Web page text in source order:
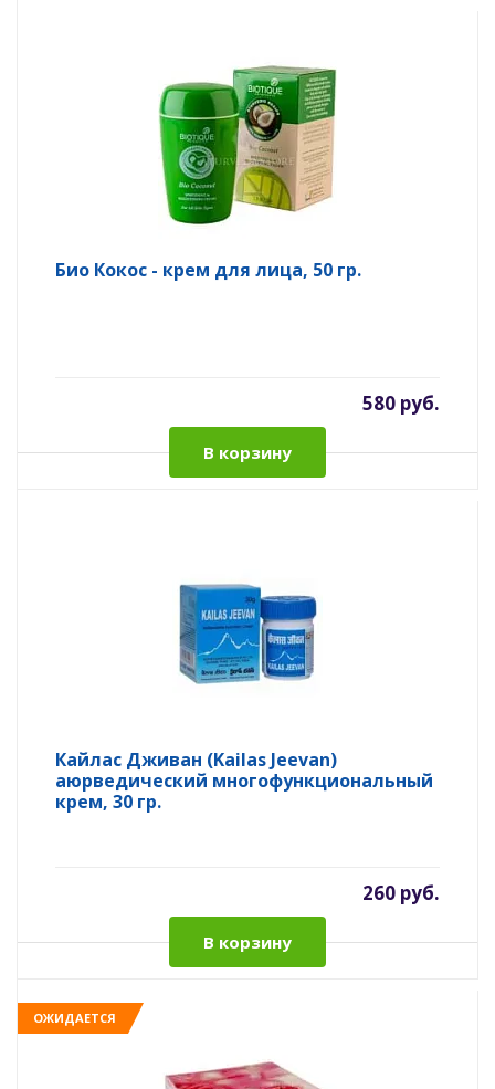
Био Кокос - крем для лица, 50 гр.
580 руб.
В корзину
Кайлас Дживан (Kailas Jeevan)
аюрведический многофункциональный
крем, 30 гр.
260 руб.
В корзину
ОЖИДАЕТСЯ